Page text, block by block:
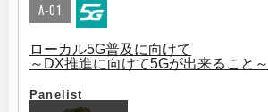
A-01
ローカル5G普及に向けて
～DX推進に向けて5Gが出来ること～
Panelist